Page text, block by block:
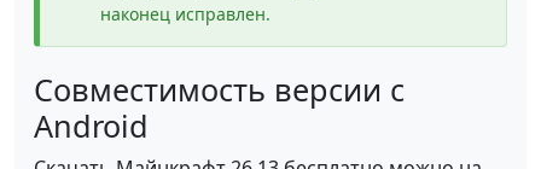
наконец исправлен.
Совместимость версии с
Android